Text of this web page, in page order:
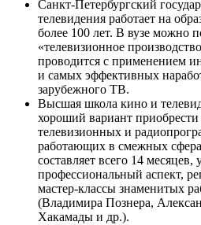
Санкт-Петербургский
телевидения работает на
более 100 лет. В вузе можно
«телевизионное
проводится с применением
и самых эффективных
зарубежного ТВ.
Высшая школа кино и
хороший вариант
телевизионных и
работающих в смежных
составляет всего 14 месяцев,
профессиональный аспект,
мастер-классы знаменитых
(Владимира Познера,
Хакамады и др.).